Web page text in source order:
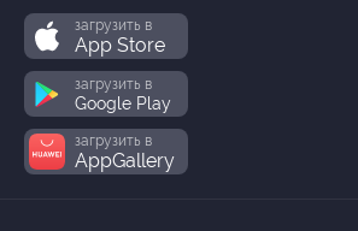
загрузить в
App Store
загрузить в
Google Play
загрузить в
AppGallery